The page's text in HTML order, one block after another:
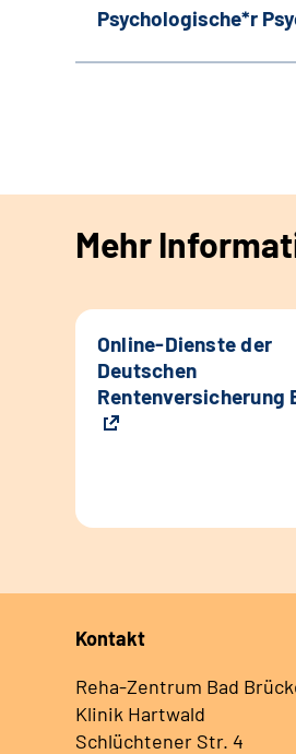
Psychologische*r
Mehr
Online-Dienste der
Deutschen
Rentenversicherung
Kontakt
Reha-Zentrum Bad
Klinik Hartwald
Schlüchtener Str. 4